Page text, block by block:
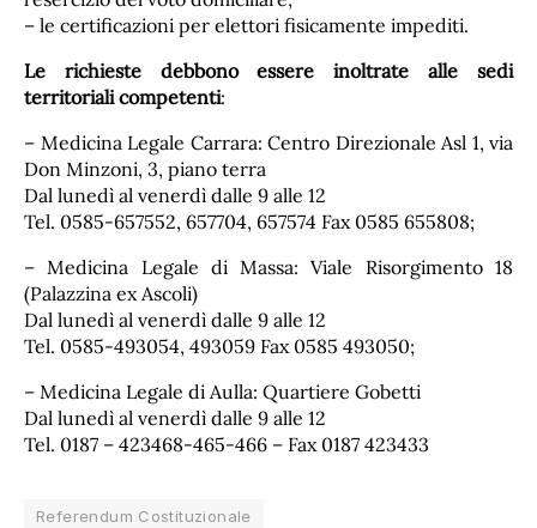
– le certificazioni per elettori fisicamente impediti.
Le richieste debbono essere inoltrate alle sedi
territoriali competenti:
– Medicina Legale Carrara: Centro Direzionale Asl 1, via
Don Minzoni, 3, piano terra
Dal lunedì al venerdì dalle 9 alle 12
Tel. 0585-657552, 657704, 657574 Fax 0585 655808;
– Medicina Legale di Massa: Viale Risorgimento 18
(Palazzina ex Ascoli)
Dal lunedì al venerdì dalle 9 alle 12
Tel. 0585-493054, 493059 Fax 0585 493050;
– Medicina Legale di Aulla: Quartiere Gobetti
Dal lunedì al venerdì dalle 9 alle 12
Tel. 0187 – 423468-465-466 – Fax 0187 423433
Referendum Costituzionale